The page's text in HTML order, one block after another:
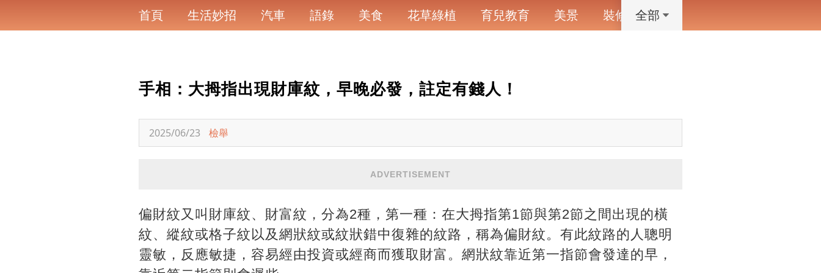
首頁 生活妙招 汽車 語錄 美食 花草綠植 育兒教育 美景 裝修 寵物
全部
手相：大拇指出現財庫紋，早晚必發，註定有錢人！
2025/06/23 檢舉
ADVERTISEMENT
偏財紋又叫財庫紋、財富紋，分為2種，第一種：在大拇指第1節與第2節之間出現的橫
紋、縱紋或格子紋以及網狀紋或紋狀錯中復雜的紋路，稱為偏財紋。有此紋路的人聰明
靈敏，反應敏捷，容易經由投資或經商而獲取財富。網狀紋靠近第一指節會發達的早，